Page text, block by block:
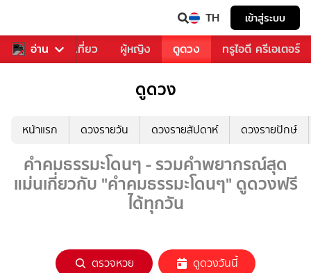
TH เข้าสู่ระบบ
อ่าน
อาหาร ท่องเที่ยว ผู้หญิง ดูดวง ทรูไอดี ครีเอเตอร์
ดูดวง
หน้าแรก ดวงรายวัน ดวงรายสัปดาห์ ดวงรายปักษ์
คำคมธรรมะโดนๆ - รวมคำพยากรณ์สุด
แม่นเกี่ยวกับ "คำคมธรรมะโดนๆ" ดูดวงฟรี
ได้ทุกวัน
ตรวจหวย ดูดวงวันนี้